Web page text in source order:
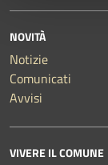
NOVITÀ
Notizie
Comunicati
Avvisi
VIVERE IL COMUNE